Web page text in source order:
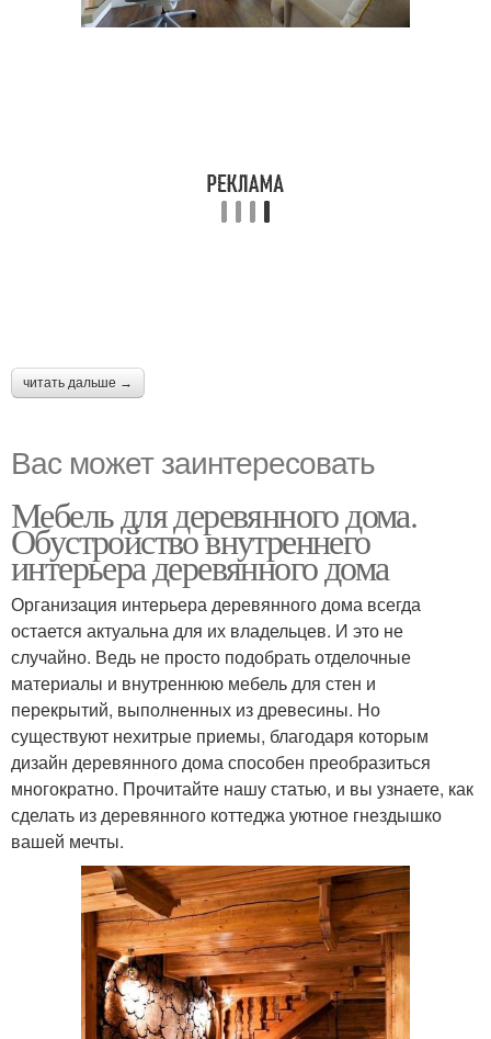
читать дальше →
Вас может заинтересовать
Мебель для деревянного дома.
Обустройство внутреннего
интерьера деревянного дома
Организация интерьера деревянного дома всегда
остается актуальна для их владельцев. И это не
случайно. Ведь не просто подобрать отделочные
материалы и внутреннюю мебель для стен и
перекрытий, выполненных из древесины. Но
существуют нехитрые приемы, благодаря которым
дизайн деревянного дома способен преобразиться
многократно. Прочитайте нашу статью, и вы узнаете, как
сделать из деревянного коттеджа уютное гнездышко
вашей мечты.